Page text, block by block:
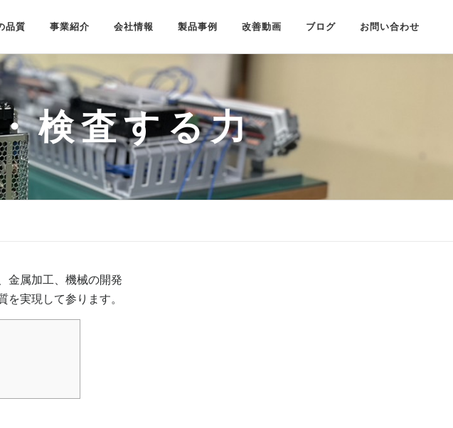
品質 事業紹介 会社情報 製品事例 改善動画 ブログ お問い合わせ
検査する力
金属加工、機械の開発
実現して参ります。